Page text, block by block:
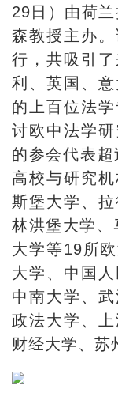
29日）由荷
森教授主办
行，共吸引
利、英国、
的上百位法
讨欧中法学
的参会代表
高校与研究
斯堡大学、
林洪堡大学、
大学等19所
大学、中国
中南大学、
政法大学、
财经大学、苏